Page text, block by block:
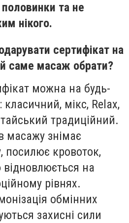
та не
нікого.
сертифікат на
саме масаж обрати?
можна на будь-
мікс, Relax,
традиційний.
масажу знімає
посилює кровоток,
на
рівнях.
обмінних
захисні сили